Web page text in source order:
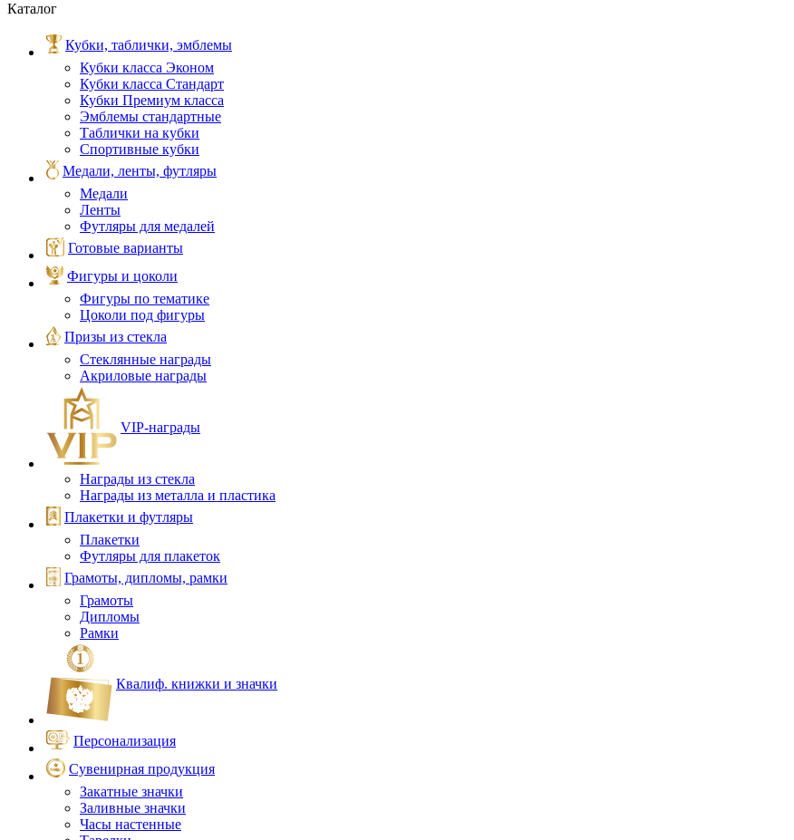
Каталог
Кубки, таблички, эмблемы
Кубки класса Эконом
Кубки класса Стандарт
Кубки Премиум класса
Эмблемы стандартные
Таблички на кубки
Спортивные кубки
Медали, ленты, футляры
Медали
Ленты
Футляры для медалей
Готовые варианты
Фигуры и цоколи
Фигуры по тематике
Цоколи под фигуры
Призы из стекла
Стеклянные награды
Акриловые награды
VIP‑награды
Награды из стекла
Награды из металла и пластика
Плакетки и футляры
Плакетки
Футляры для плакеток
Грамоты, дипломы, рамки
Грамоты
Дипломы
Рамки
Квалиф. книжки и значки
Персонализация
Сувенирная продукция
Закатные значки
Заливные значки
Часы настенные